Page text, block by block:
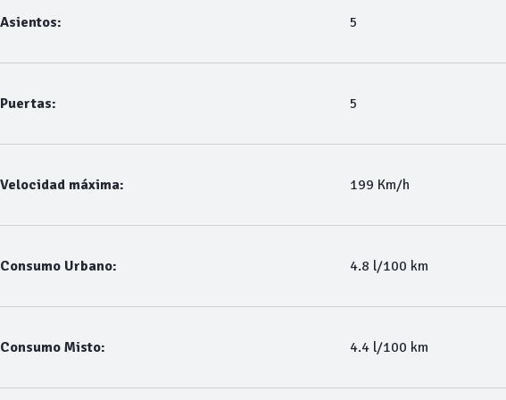
Asientos: 5
Puertas: 5
Velocidad máxima: 199 Km/h
Consumo Urbano: 4.8 l/100 km
Consumo Misto: 4.4 l/100 km